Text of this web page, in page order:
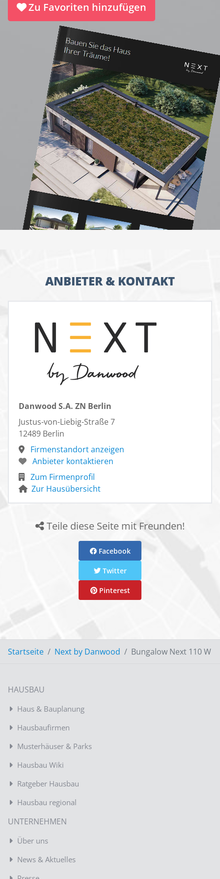
Zu Favoriten hinzufügen
ANBIETER & KONTAKT
Danwood S.A. ZN Berlin
Justus-von-Liebig-Straße 7
12489 Berlin
Firmenstandort anzeigen
Anbieter kontaktieren
Zum Firmenprofil
Zur Hausübersicht
Teile diese Seite mit Freunden!
Facebook
Twitter
Pinterest
Startseite Next by Danwood Bungalow Next 110 W
HAUSBAU
Haus & Bauplanung
Hausbaufirmen
Musterhäuser & Parks
Hausbau Wiki
Ratgeber Hausbau
Hausbau regional
UNTERNEHMEN
Über uns
News & Aktuelles